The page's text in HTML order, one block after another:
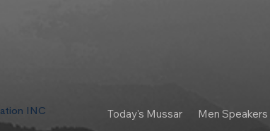
INC Today's Mussar Men Speakers